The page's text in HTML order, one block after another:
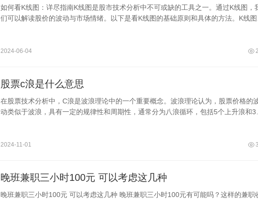
如何看K线图：详尽指南K线图是股市技术分析中不可或缺的工具之一。通过K线图，
们可以解读股价的波动与市场情绪。以下是看K线图的基础原则和具体的方法。K线图
2024-06-04
股票c浪是什么意思
在股票技术分析中，C浪是波浪理论中的一个重要概念。波浪理论认为，股票价格的
动类似于波浪，具有一定的规律性和周期性，通常分为八浪循环，包括5个上升浪和3
2024-11-01
晚班兼职三小时100元 可以考虑这几种
晚班兼职三小时100元 可以考虑这几种 晚班兼职三小时100元有可能吗？这样的兼职收